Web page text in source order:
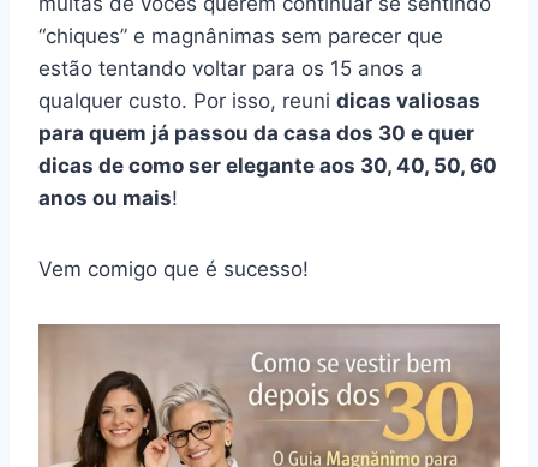
“chiques” e magnânimas sem parecer que
estão tentando voltar para os 15 anos a
qualquer custo. Por isso, reuni dicas valiosas
para quem já passou da casa dos 30 e quer
dicas de como ser elegante aos 30, 40, 50, 60
anos ou mais!
Vem comigo que é sucesso!